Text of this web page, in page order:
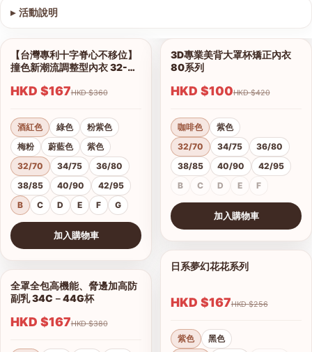
▸ 活動說明
1/12
查看圖片
【台灣專利十字脊心不移位】
撞色新潮流調整型內衣 32-42
HKD $167 HKD $360
酒紅色 綠色
粉紫色
梅粉
蔚藍色
紫色
32/70
34/75
36/80
38/85
40/90
42/95
B
C D E F G
加入購物車
1/5
查看圖片
全罩全包高機能、脅邊加高防
副乳 34C－44G杯
HKD $167 HKD $380
1/6
3D專業美背大罩杯矯正內衣
80系列
HKD $100 HKD $420
咖啡色
紫色
32/70
34/75
36/80
38/85
40/90
42/95
B
C D E F
加入購物車
查看圖片
日系夢幻花花系列
HKD $167 HKD $256
紫色
黑色